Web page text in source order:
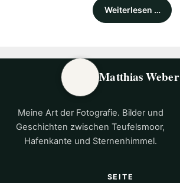
Weiterlesen …
Matthias Weber
Meine Art der Fotografie. Bilder und
Geschichten zwischen Teufelsmoor,
Hafenkante und Sternenhimmel.
SEITE